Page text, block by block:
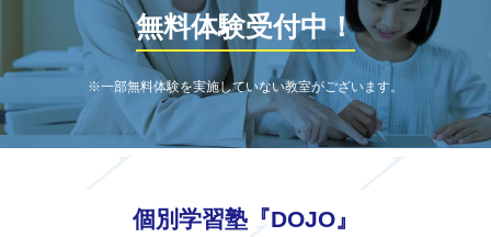
無料体験受付中！
※一部無料体験を実施していない教室がございます。
個別学習塾『DOJO』